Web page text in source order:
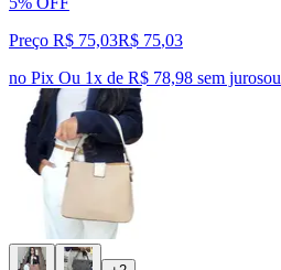
Preço R$ 75,03R$ 75,03
no Pix Ou 1x de R$ 78,98 sem jurosou